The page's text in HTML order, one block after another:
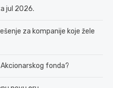
jul 2026.
za kompanije koje žele
fonda?